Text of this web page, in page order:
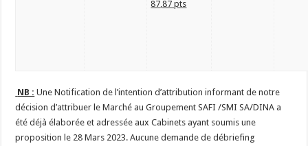
87,87 pts
NB : Une Notification de l’intention d’attribution informant de notre
décision d’attribuer le Marché au Groupement SAFI /SMI SA/DINA a
été déjà élaborée et adressée aux Cabinets ayant soumis une
proposition le 28 Mars 2023. Aucune demande de débriefing